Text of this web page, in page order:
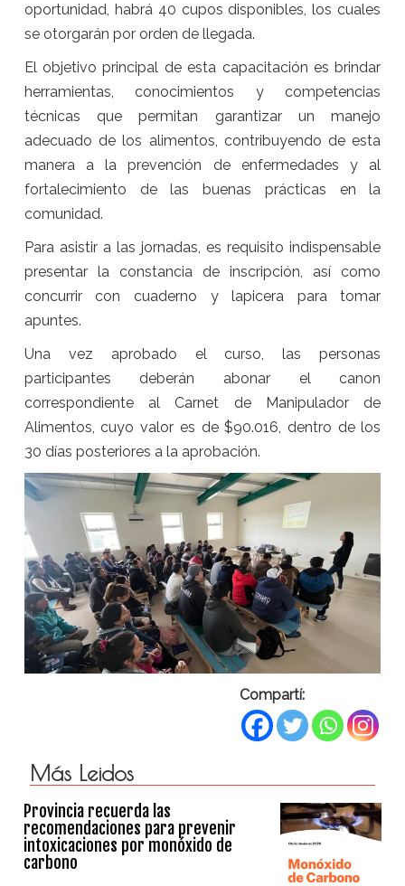
oportunidad, habrá 40 cupos disponibles, los cuales
se otorgarán por orden de llegada.
El objetivo principal de esta capacitación es brindar
herramientas, conocimientos y competencias
técnicas que permitan garantizar un manejo
adecuado de los alimentos, contribuyendo de esta
manera a la prevención de enfermedades y al
fortalecimiento de las buenas prácticas en la
comunidad.
Para asistir a las jornadas, es requisito indispensable
presentar la constancia de inscripción, así como
concurrir con cuaderno y lapicera para tomar
apuntes.
Una vez aprobado el curso, las personas
participantes deberán abonar el canon
correspondiente al Carnet de Manipulador de
Alimentos, cuyo valor es de $90.016, dentro de los
30 días posteriores a la aprobación.
Compartí:
Más Leidos
Provincia recuerda las
recomendaciones para prevenir
intoxicaciones por monóxido de
carbono